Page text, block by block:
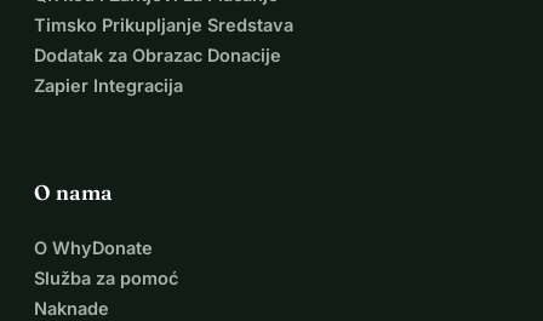
Timsko Prikupljanje Sredstava
Dodatak za Obrazac Donacije
Zapier Integracija
O nama
O WhyDonate
Služba za pomoć
Naknade